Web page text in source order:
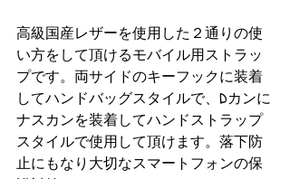
高級国産レザーを使用した２通りの使
い方をして頂けるモバイル用ストラッ
プです。両サイドのキーフックに装着
してハンドバッグスタイルで、Dカンに
ナスカンを装着してハンドストラップ
スタイルで使用して頂けます。落下防
止にもなり大切なスマートフォンの保